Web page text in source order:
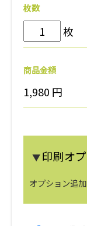
枚数
枚
商品金額
1,980 円
▼印刷オ
オプション追加